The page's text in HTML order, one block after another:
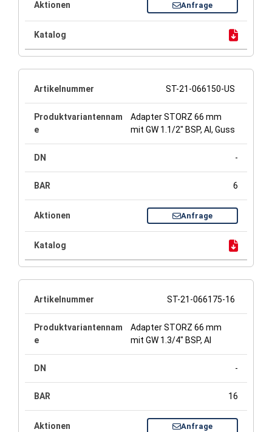
Anfrage
ST-21-066150-US
Adapter STORZ 66 mm
mit GW 1.1/2" BSP, Al, Guss
-
6
Anfrage
ST-21-066175-16
Adapter STORZ 66 mm
mit GW 1.3/4" BSP, Al
-
16
Anfrage